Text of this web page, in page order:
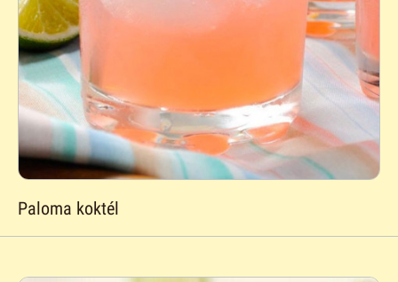
Paloma koktél